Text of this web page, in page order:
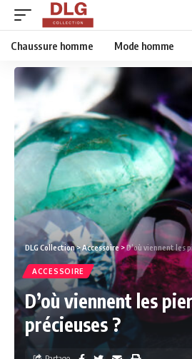
Chaussure homme Mode homme
DLG Collection>Accessoire>D’où viennent les
ACCESSOIRE
D’où viennent les
précieuses ?